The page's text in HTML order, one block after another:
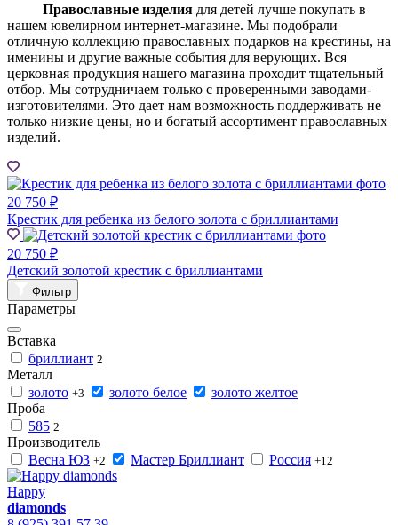
Православные изделия для детей лучше покупать в
нашем ювелирном интернет-магазине. Мы подобрали
отличную коллекцию православных подарков на крестины, на
именины и другие важные события для верующих. Вся
церковная продукция нашего магазина проходит тщательный
отбор. Мы сотрудничаем только с проверенными заводами-
изготовителями. Это дает нам возможность поддерживать не
только низкие цены, но и богатый ассортимент православных
изделий.
20 750 ₽
Крестик для ребенка из белого золота с бриллиантами
20 750 ₽
Детский золотой крестик с бриллиантами
Фильтр
Параметры
Вставка
бриллиант 2
Металл
золото +3 золото белое
золото желтое
Проба
585 2
Производитель
Весна ЮЗ +2 Мастер Бриллиант Россия +12
Happy
diamonds